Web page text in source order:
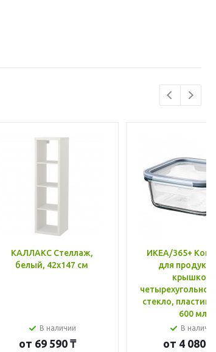
КАЛЛАКС Стеллаж,
белый, 42x147 см
В наличии
от 69 590 ₸
ИКЕА/365+
для
крышкой,
стекло, пластик
600 мл
В
от 4 080 ₸